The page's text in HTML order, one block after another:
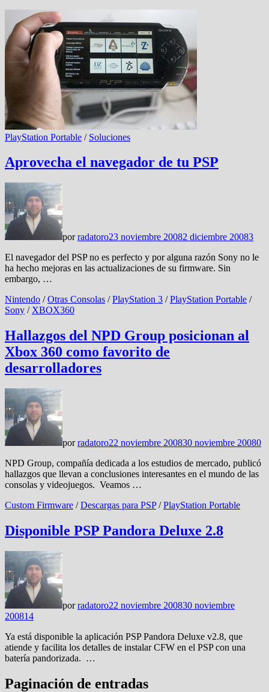
PlayStation Portable / Soluciones
Aprovecha el navegador de tu PSP
porradatoro23 noviembre 20082 diciembre 20083
El navegador del PSP no es perfecto y por alguna razón Sony no le
ha hecho mejoras en las actualizaciones de su firmware. Sin
embargo, …
Nintendo /Otras Consolas /PlayStation 3 /PlayStation Portable /
Sony / XBOX360
Hallazgos del NPD Group posicionan al
Xbox 360 como favorito de
desarrolladores
porradatoro22 noviembre 200830 noviembre 20080
NPD Group, compañía dedicada a los estudios de mercado, publicó
hallazgos que llevan a conclusiones interesantes en el mundo de las
consolas y videojuegos. Veamos …
Custom Firmware /Descargas para PSP/PlayStation Portable
Disponible PSP Pandora Deluxe 2.8
porradatoro22 noviembre 200830 noviembre
200814
Ya está disponible la aplicación PSP Pandora Deluxe v2.8, que
atiende y facilita los detalles de instalar CFW en el PSP con una
batería pandorizada. …
Paginación de entradas